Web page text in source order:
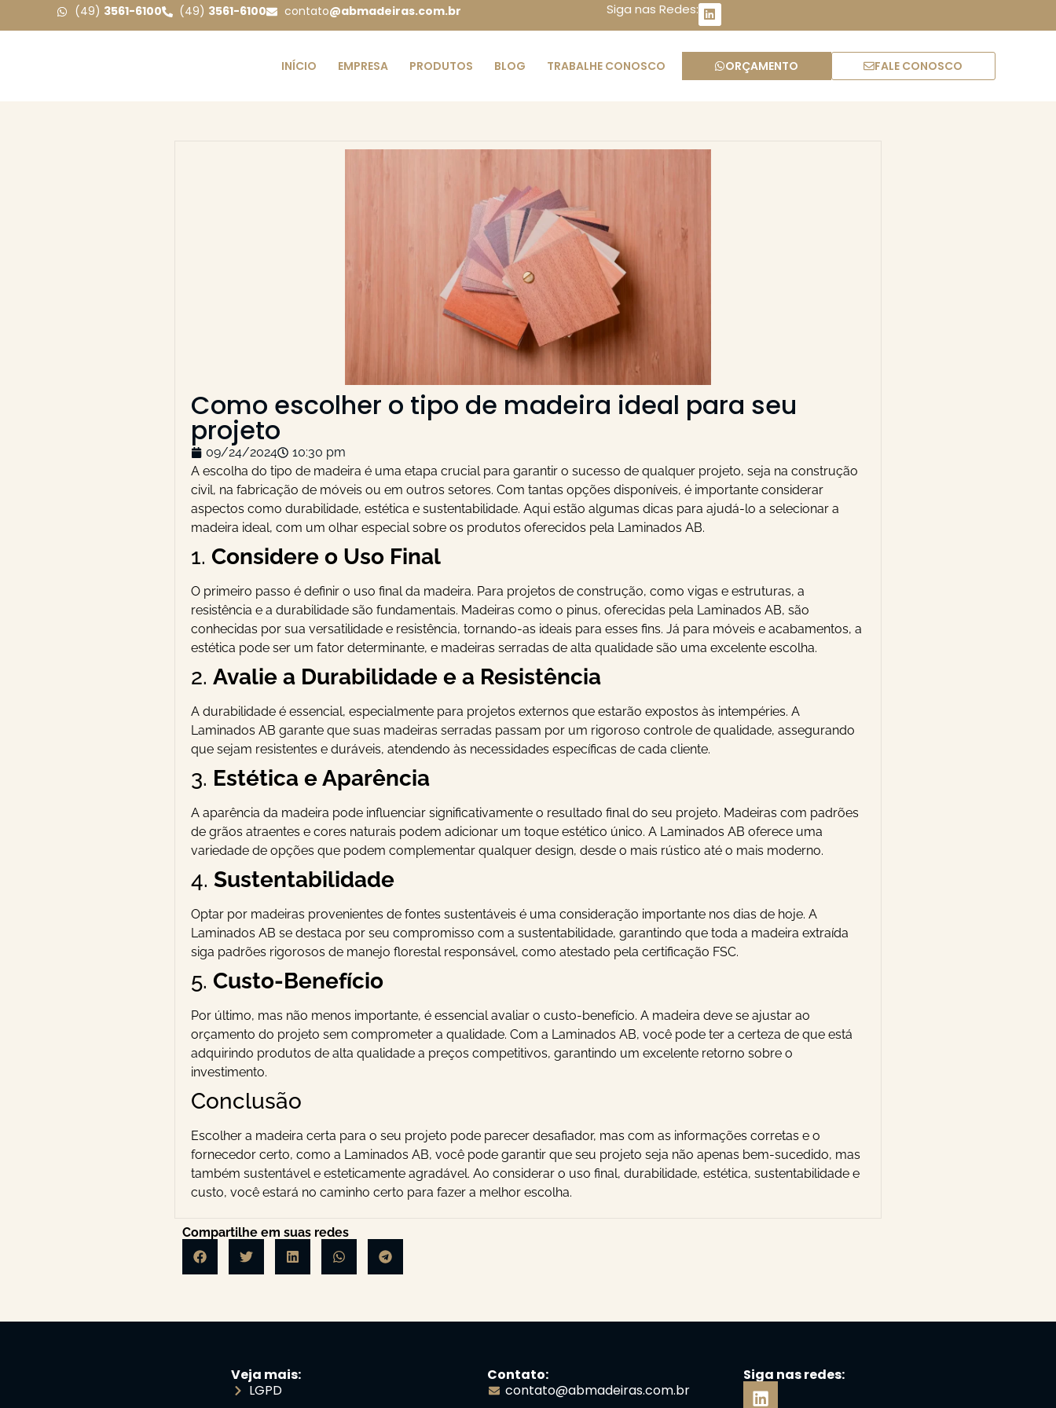
(49) 3561-6100 (49) 3561-6100 contato@abmadeiras.com.br Siga nas Redes:
INÍCIO EMPRESA PRODUTOS BLOG TRABALHE CONOSCO ORÇAMENTO FALE CONOSCO
Como escolher o tipo de madeira ideal para seu
projeto
09/24/2024
10:30 pm
A escolha do tipo de madeira é uma etapa crucial para garantir o sucesso de qualquer projeto, seja na construção
civil, na fabricação de móveis ou em outros setores. Com tantas opções disponíveis, é importante considerar
aspectos como durabilidade, estética e sustentabilidade. Aqui estão algumas dicas para ajudá-lo a selecionar a
madeira ideal, com um olhar especial sobre os produtos oferecidos pela Laminados AB.
1. Considere o Uso Final
O primeiro passo é definir o uso final da madeira. Para projetos de construção, como vigas e estruturas, a
resistência e a durabilidade são fundamentais. Madeiras como o pinus, oferecidas pela Laminados AB, são
conhecidas por sua versatilidade e resistência, tornando-as ideais para esses fins. Já para móveis e acabamentos, a
estética pode ser um fator determinante, e madeiras serradas de alta qualidade são uma excelente escolha.
2. Avalie a Durabilidade e a Resistência
A durabilidade é essencial, especialmente para projetos externos que estarão expostos às intempéries. A
Laminados AB garante que suas madeiras serradas passam por um rigoroso controle de qualidade, assegurando
que sejam resistentes e duráveis, atendendo às necessidades específicas de cada cliente.
3. Estética e Aparência
A aparência da madeira pode influenciar significativamente o resultado final do seu projeto. Madeiras com padrões
de grãos atraentes e cores naturais podem adicionar um toque estético único. A Laminados AB oferece uma
variedade de opções que podem complementar qualquer design, desde o mais rústico até o mais moderno.
4. Sustentabilidade
Optar por madeiras provenientes de fontes sustentáveis é uma consideração importante nos dias de hoje. A
Laminados AB se destaca por seu compromisso com a sustentabilidade, garantindo que toda a madeira extraída
siga padrões rigorosos de manejo florestal responsável, como atestado pela certificação FSC.
5. Custo-Benefício
Por último, mas não menos importante, é essencial avaliar o custo-benefício. A madeira deve se ajustar ao
orçamento do projeto sem comprometer a qualidade. Com a Laminados AB, você pode ter a certeza de que está
adquirindo produtos de alta qualidade a preços competitivos, garantindo um excelente retorno sobre o
investimento.
Conclusão
Escolher a madeira certa para o seu projeto pode parecer desafiador, mas com as informações corretas e o
fornecedor certo, como a Laminados AB, você pode garantir que seu projeto seja não apenas bem-sucedido, mas
também sustentável e esteticamente agradável. Ao considerar o uso final, durabilidade, estética, sustentabilidade e
custo, você estará no caminho certo para fazer a melhor escolha.
Compartilhe em suas redes
Veja mais:
LGPD
Contato:
contato@abmadeiras.com.br
Siga nas redes: